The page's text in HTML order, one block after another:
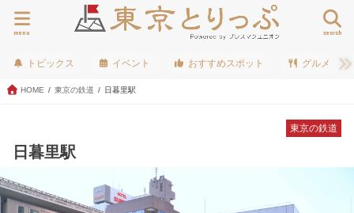
search
menu
トピックス イベント おすすめスポット グルメ
HOME 東京の鉄道 日暮里駅
東京の鉄道
日暮里駅